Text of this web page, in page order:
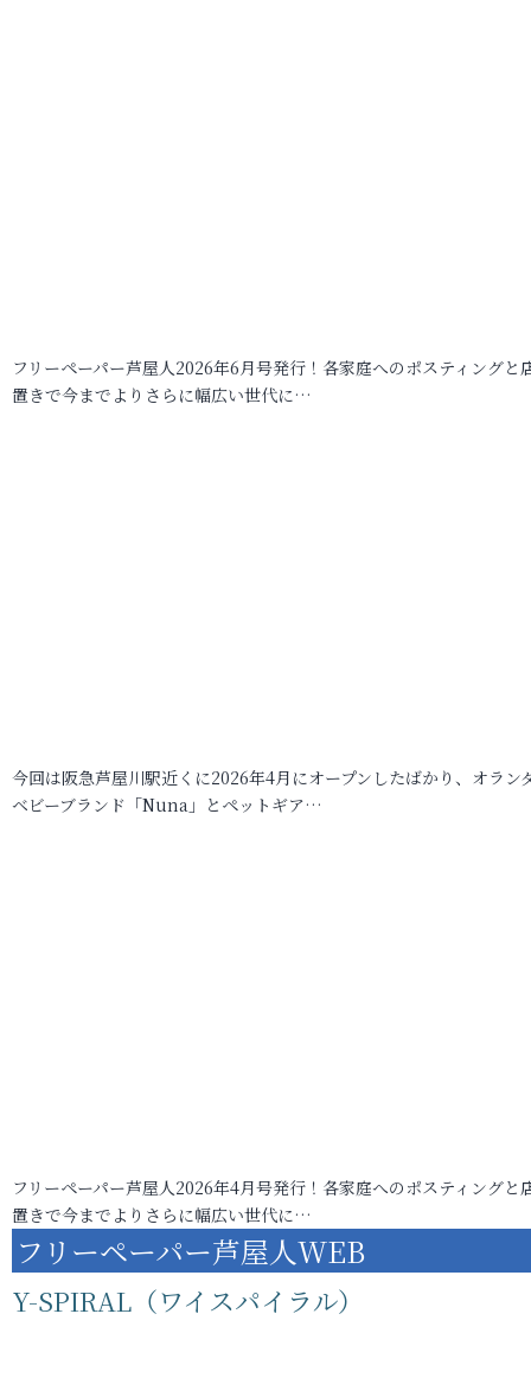
フリーペーパー芦屋人2026年6月号発行！各家庭へのポスティングと
置きで今までよりさらに幅広い世代に…
今回は阪急芦屋川駅近くに2026年4月にオープンしたばかり、オラン
ベビーブランド「Nuna」とペットギア…
フリーペーパー芦屋人2026年4月号発行！各家庭へのポスティングと
置きで今までよりさらに幅広い世代に…
フリーペーパー芦屋人WEB
Y-SPIRAL（ワイスパイラル）